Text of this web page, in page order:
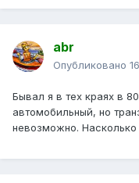
abr
Опубликовано
Бывал я в тех краях в
автомобильный, но
невозможно.